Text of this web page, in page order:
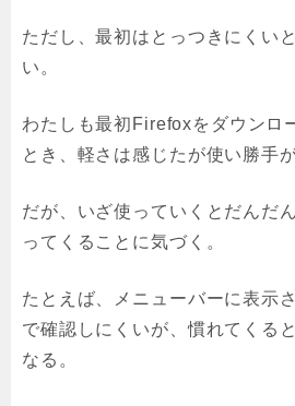
ただし、最初はとっつきにくい
い。
わたしも最初Firefoxをダウンロ
とき、軽さは感じたが使い勝手
だが、いざ使っていくとだんだ
ってくることに気づく。
たとえば、メニューバーに表示
で確認しにくいが、慣れてくる
なる。